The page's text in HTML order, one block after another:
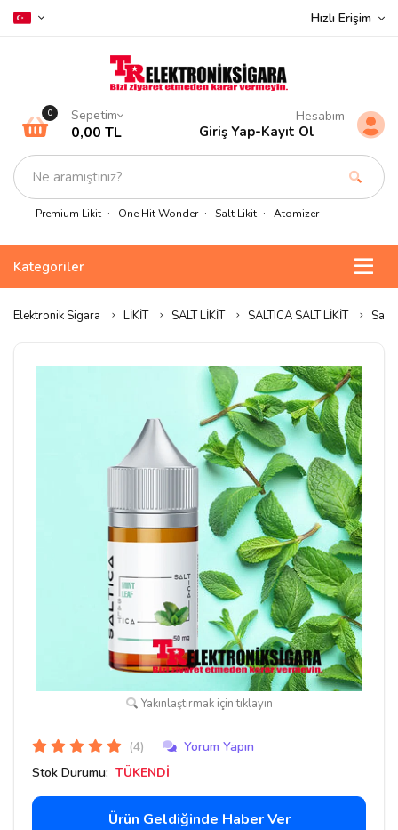
Hızlı Erişim
Premium Likit One Hit Wonder Salt Likit Atomizer
0 Sepetim
0,00 TL
Hesabım
Giriş Yap-Kayıt Ol
Kategoriler
Elektronik Sigara LİKİT SALT LİKİT SALTICA SALT LİKİT
Yakınlaştırmak için tıklayın
(4)
Yorum Yapın
Stok Durumu: TÜKENDİ
Ürün Geldiğinde Haber Ver